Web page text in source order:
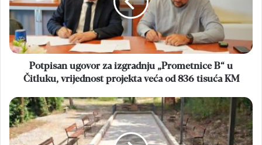
„Prometnice
B“
u
Čitluku,
vrijednost
projekta
veća
836
tisuća
KM
Potpisan ugovor za izgradnju „Prometnice B“ u
Čitluku, vrijednost projekta veća od 836 tisuća KM
Dračevo
sprema
prvi
turnir